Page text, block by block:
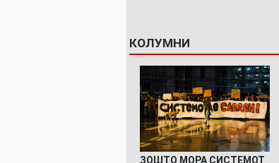
КОЛУМНИ
ЗОШТО МОРА СИСТЕМОТ